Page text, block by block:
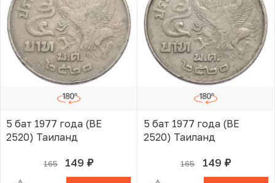
5 бат 1977 года (BE
2520) Таиланд
165 149 руб.
В КОРЗИНЕ
5 бат 1977 года (BE
2520) Таиланд
165 149 руб.
В КОРЗИНЕ